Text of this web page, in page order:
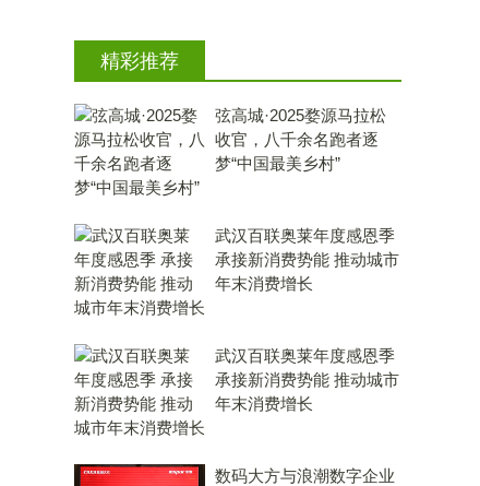
精彩推荐
弦高城·2025婺源马拉松
收官，八千余名跑者逐
梦“中国最美乡村”
武汉百联奥莱年度感恩季
承接新消费势能 推动城市
年末消费增长
武汉百联奥莱年度感恩季
承接新消费势能 推动城市
年末消费增长
数码大方与浪潮数字企业